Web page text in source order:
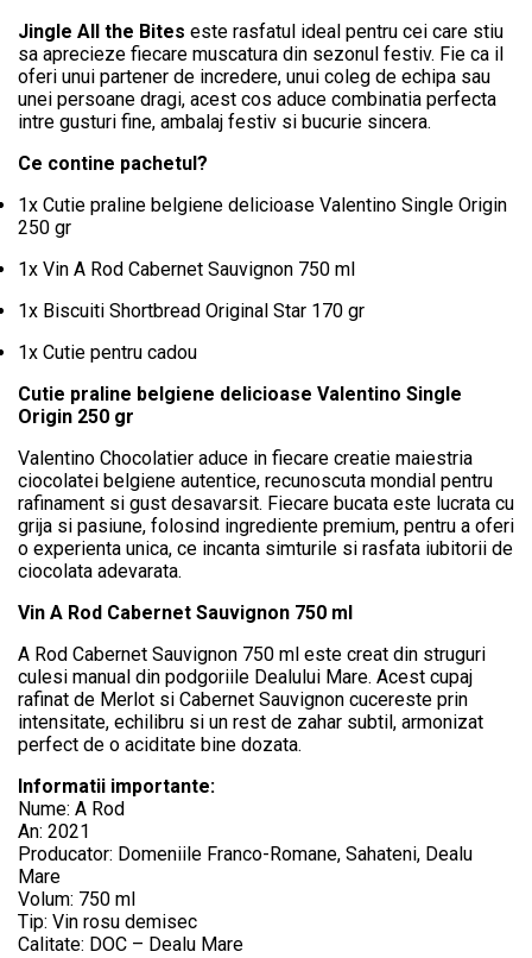
Jingle All the Bites este rasfatul ideal pentru cei care stiu
sa aprecieze fiecare muscatura din sezonul festiv. Fie ca il
oferi unui partener de incredere, unui coleg de echipa sau
unei persoane dragi, acest cos aduce combinatia perfecta
intre gusturi fine, ambalaj festiv si bucurie sincera.
Ce contine pachetul?
1x Cutie praline belgiene delicioase Valentino Single Origin
250 gr
1x Vin A Rod Cabernet Sauvignon 750 ml
1x Biscuiti Shortbread Original Star 170 gr
1x Cutie pentru cadou
Cutie praline belgiene delicioase Valentino Single
Origin 250 gr
Valentino Chocolatier aduce in fiecare creatie maiestria
ciocolatei belgiene autentice, recunoscuta mondial pentru
rafinament si gust desavarsit. Fiecare bucata este lucrata cu
grija si pasiune, folosind ingrediente premium, pentru a oferi
o experienta unica, ce incanta simturile si rasfata iubitorii de
ciocolata adevarata.
Vin A Rod Cabernet Sauvignon 750 ml
A Rod Cabernet Sauvignon 750 ml este creat din struguri
culesi manual din podgoriile Dealului Mare. Acest cupaj
rafinat de Merlot si Cabernet Sauvignon cucereste prin
intensitate, echilibru si un rest de zahar subtil, armonizat
perfect de o aciditate bine dozata.
Informatii importante:
Nume: A Rod
An: 2021
Producator: Domeniile Franco-Romane, Sahateni, Dealu
Mare
Volum: 750 ml
Tip: Vin rosu demisec
Calitate: DOC – Dealu Mare